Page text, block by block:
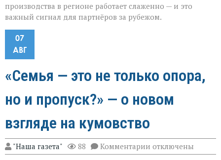
производства в регионе работает слаженно — и это
важный сигнал для партнёров за рубежом.
07
АВГ
«Семья — это не только опора,
но и пропуск?» — о новом
взгляде на кумовство
"Наша газета" 88 Комментарии к
записи
отключены